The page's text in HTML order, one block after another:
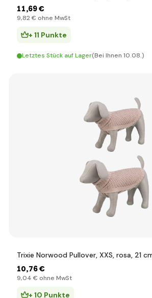
11,69 €
9,82 € ohne MwSt
+ 11 Punkte
Letztes Stück auf Lager(Bei Ihnen 10.08.)
Trixie Norwood Pullover, XXS, rosa, 21
10,76 €
9,04 € ohne MwSt
+ 10 Punkte